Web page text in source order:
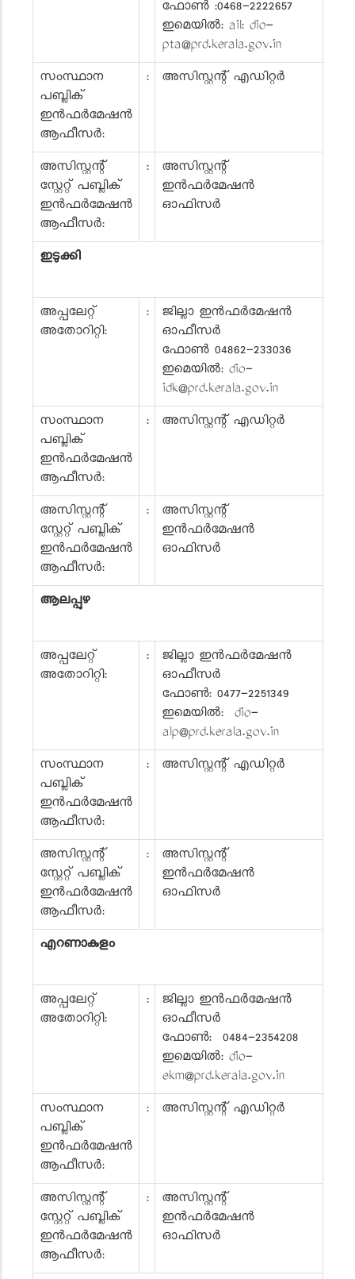
ഫോൺ :0468-2222657
ഇമെയിൽ: ail: dio-
pta@prd.kerala.gov.in
സംസ്ഥാന
പബ്ലിക്
ഇൻഫർമേഷൻ
ആഫീസർ:
: അസിസ്റ്റന്റ് എഡിറ്റർ
അസിസ്റ്റന്റ്
സ്റ്റേറ്റ് പബ്ലിക്
ഇൻഫർമേഷൻ
ആഫീസർ:
:
അസിസ്റ്റന്റ്
ഇൻഫർമേഷൻ
ഓഫിസർ
ഇടുക്കി
അപ്പലേറ്റ്
അതോറിറ്റി:
:
ജില്ലാ ഇൻഫർമേഷൻ
ഓഫീസർ
ഫോൺ 04862-233036
ഇമെയിൽ: dio-
idk@prd.kerala.gov.in
സംസ്ഥാന
പബ്ലിക്
ഇൻഫർമേഷൻ
ആഫീസർ:
: അസിസ്റ്റന്റ് എഡിറ്റർ
അസിസ്റ്റന്റ്
സ്റ്റേറ്റ് പബ്ലിക്
ഇൻഫർമേഷൻ
ആഫീസർ:
:
അസിസ്റ്റന്റ്
ഇൻഫർമേഷൻ
ഓഫിസർ
ആലപ്പുഴ
അപ്പലേറ്റ്
അതോറിറ്റി:
:
ജില്ലാ ഇൻഫർമേഷൻ
ഓഫീസർ
ഫോൺ: 0477-2251349
ഇമെയിൽ: dio-
alp@prd.kerala.gov.in
സംസ്ഥാന
പബ്ലിക്
ഇൻഫർമേഷൻ
ആഫീസർ:
: അസിസ്റ്റന്റ് എഡിറ്റർ
അസിസ്റ്റന്റ്
സ്റ്റേറ്റ് പബ്ലിക്
ഇൻഫർമേഷൻ
ആഫീസർ:
:
അസിസ്റ്റന്റ്
ഇൻഫർമേഷൻ
ഓഫിസർ
എറണാകുളം
അപ്പലേറ്റ്
അതോറിറ്റി:
:
ജില്ലാ ഇൻഫർമേഷൻ
ഓഫീസർ
ഫോൺ: 0484-2354208
ഇമെയിൽ: dio-
ekm@prd.kerala.gov.in
സംസ്ഥാന
പബ്ലിക്
ഇൻഫർമേഷൻ
ആഫീസർ:
: അസിസ്റ്റന്റ് എഡിറ്റർ
അസിസ്റ്റന്റ്
സ്റ്റേറ്റ് പബ്ലിക്
ഇൻഫർമേഷൻ
ആഫീസർ:
:
അസിസ്റ്റന്റ്
ഇൻഫർമേഷൻ
ഓഫിസർ